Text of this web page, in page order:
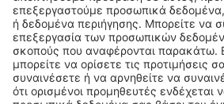
Προσπαθήστε να κάνετε αναζήτηση με